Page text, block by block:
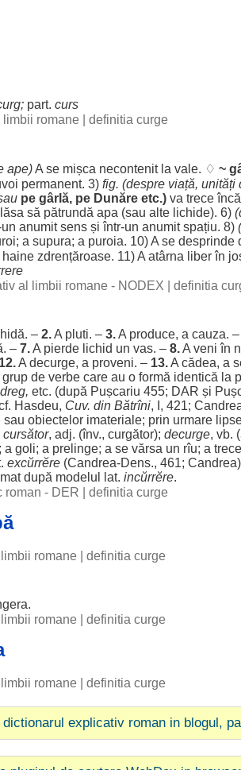
; part. curs
limbii romane
definitia curge
ape)A se mișca necontenitla vale. ♢ ~
permanent. 3) fig. (despre viață, unități
pe gârlă, pe Dunăre etc.) va trece încă
lăsa să pătrundă apa (sau alte lichide). 6) (
anumit sens și într-un anumit spațiu. 8) (
; a supura; a puroia. 10) A se desprinde
haine zdrențăroase. 11) A atârna liberîn
al limbii romane - NODEX
definitia
. – 2.A pluti. – 3.A produce, a cauza. –
. – 7.A pierde lichid un vas. – 8.A veni în
12.A decurge, a proveni. – 13.A cădea, a
grup de verbe care au o formă identică la
dreg, etc. (după Pușcariu 455; DAR și
Hasdeu, Cuv. din Bătrîni, I, 421;
sau obiectelor imateriale; prin urmare
cursător, adj. (înv., curgător); decurge, vb.
; a goli; a prelinge; a se vărsa un rîu; a trece
excŭrrĕre (Candrea-Dens., 461; Candrea
după modelul lat. incŭrrĕre.
roman - DER
definitia curge
romane
definitia curge
.
romane
definitia curge
romane
definitia curge
explicativ roman in blogul,